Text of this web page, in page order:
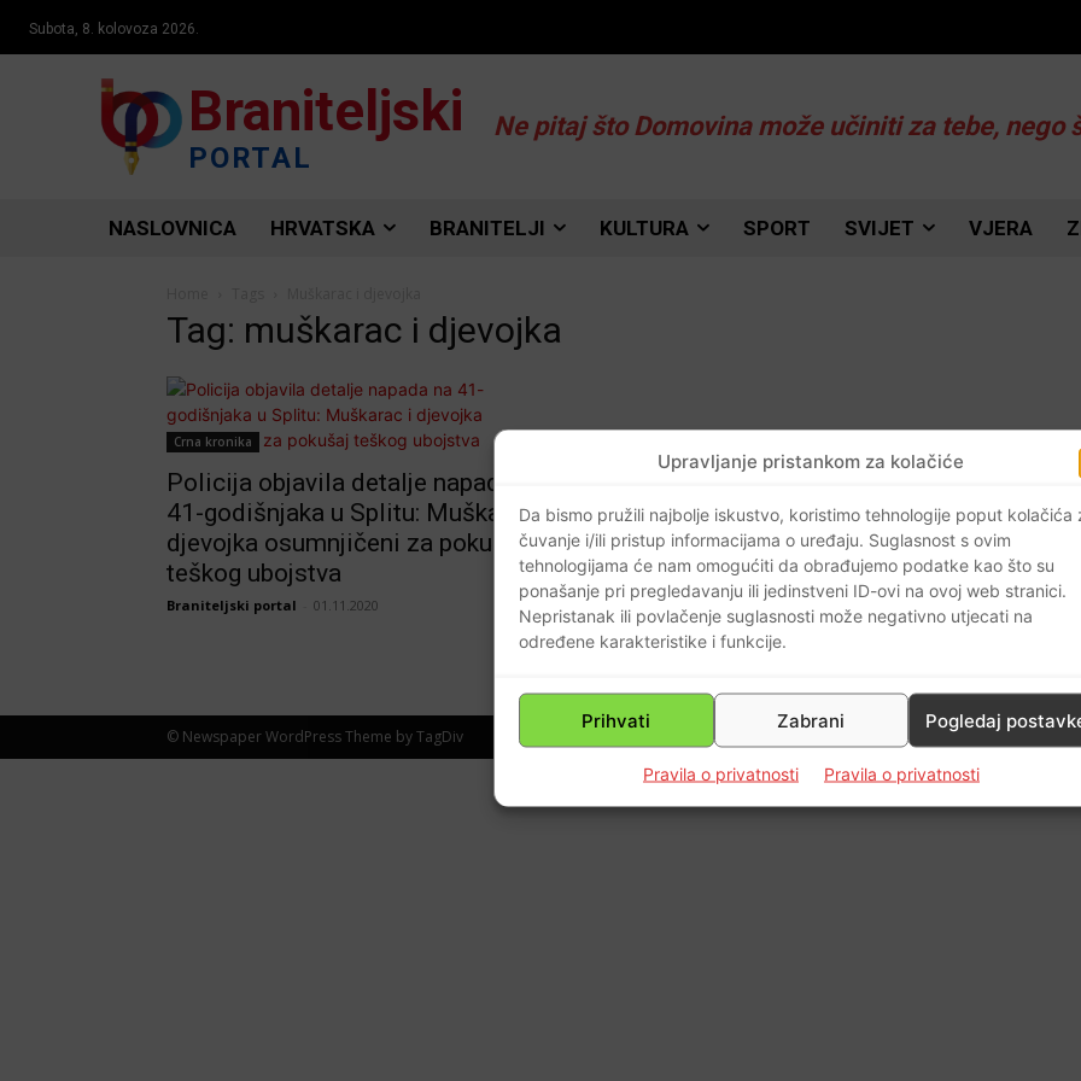
Upravljanje pristankom za kolačiće
Da bismo pružili najbolje iskustvo, koristimo tehnologije poput kolačića
čuvanje i/ili pristup informacijama o uređaju. Suglasnost s ovim
tehnologijama će nam omogućiti da obrađujemo podatke kao što su
ponašanje pri pregledavanju ili jedinstveni ID-ovi na ovoj web stranici.
Nepristanak ili povlačenje suglasnosti može negativno utjecati na
određene karakteristike i funkcije.
Prihvati Zabrani Pogledaj
Pravila o privatnosti Pravila o privatnosti
Subota, 8. kolovoza 2026.
Braniteljski
PORTAL
Ne pitaj što Domovina može učiniti za tebe, nego
NASLOVNICA HRVATSKA BRANITELJI KULTURA SPORT SVIJET VJERA
Tag: muškarac i djevojka
Crna kronika
Policija objavila detalje napada na
41-godišnjaka u Splitu: Muškarac i
djevojka osumnjičeni za pokušaj
teškog ubojstva
Braniteljski portal 01.11.2020
© Newspaper WordPress Theme by TagDiv